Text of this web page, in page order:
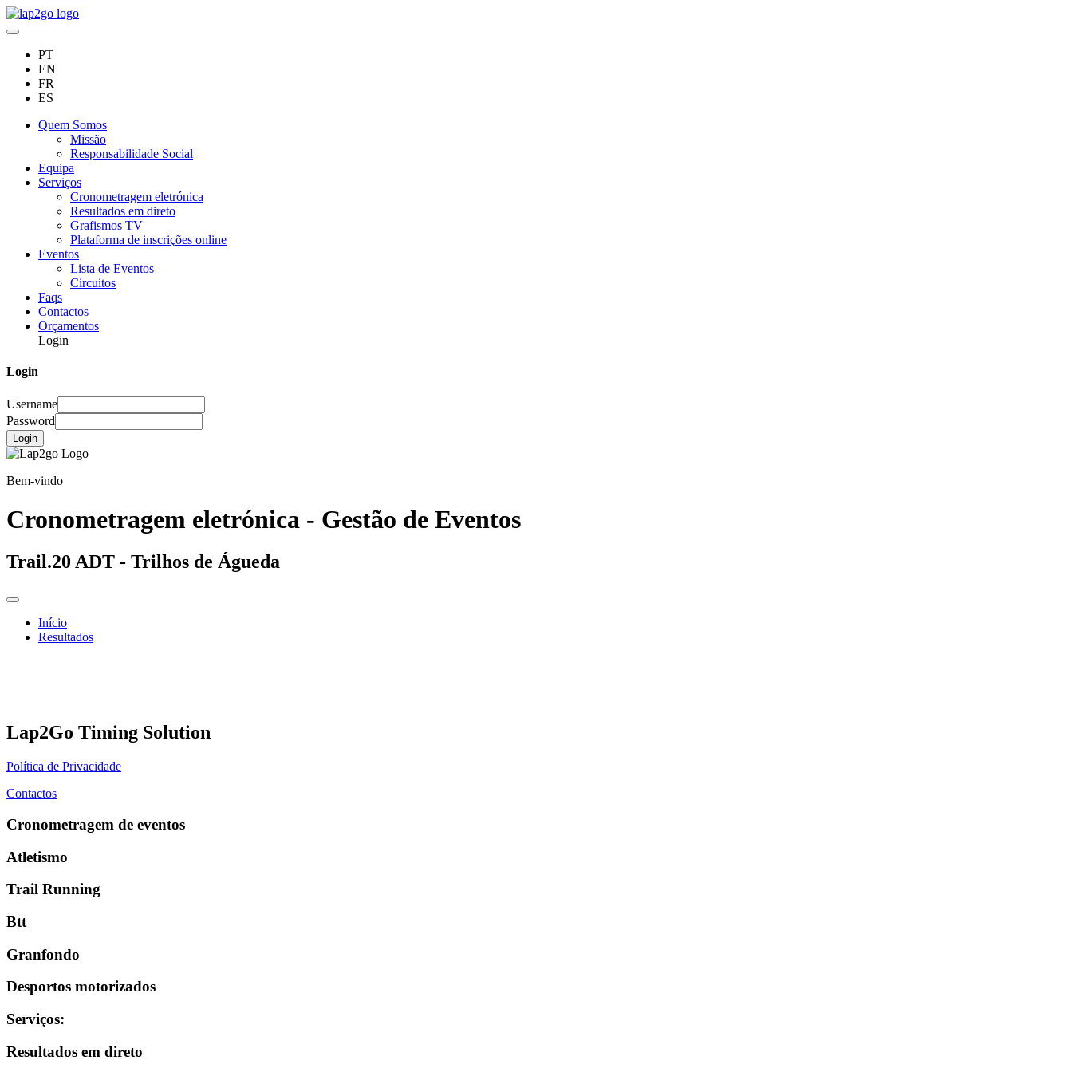
PT
EN
FR
ES
Quem Somos
Missão
Responsabilidade Social
Equipa
Serviços
Cronometragem eletrónica
Resultados em direto
Grafismos TV
Plataforma de inscrições online
Eventos
Lista de Eventos
Circuitos
Faqs
Contactos
Orçamentos
Login
Login
Username
Password
Login
Bem-vindo
Cronometragem eletrónica - Gestão de Eventos
Trail.20 ADT - Trilhos de Águeda
Início
Resultados
Lap2Go Timing Solution
Política de Privacidade
Contactos
Cronometragem de eventos
Atletismo
Trail Running
Btt
Granfondo
Desportos motorizados
Serviços:
Resultados em direto